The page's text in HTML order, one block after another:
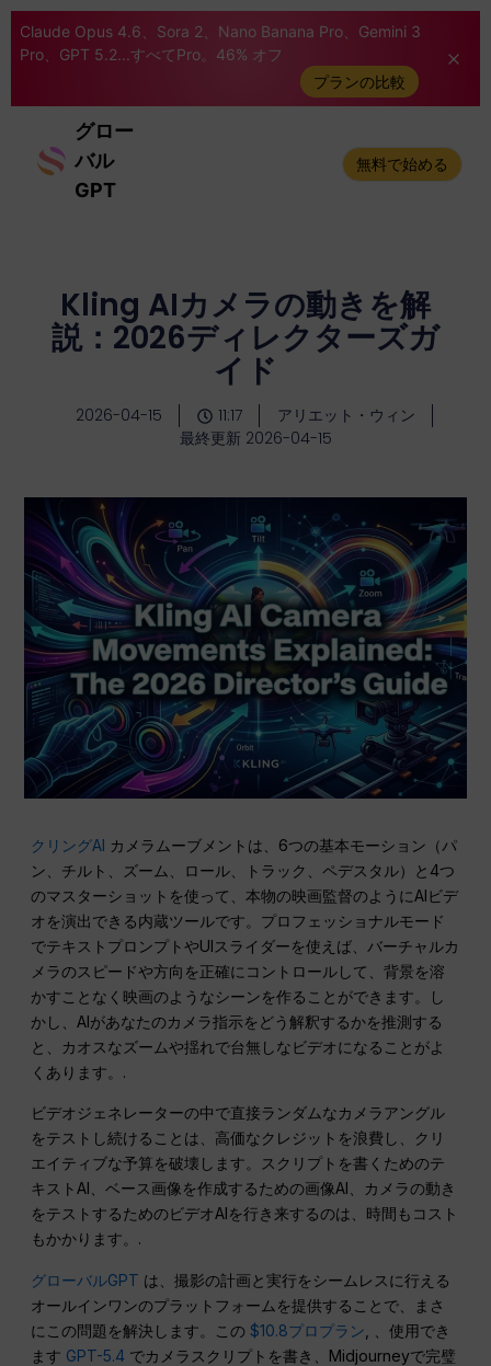
Claude Opus 4.6、Sora 2、Nano Banana Pro、Gemini 3
Pro、GPT 5.2...すべてPro。46% オフ
プランの比較
グロー
バル
GPT
無料で始める
Kling AIカメラの動きを解
説：2026ディレクターズガ
イド
2026-04-15 11:17
アリエット・ウィン
最終更新 2026-04-15
クリングAI カメラムーブメントは、6つの基本モーション（パ
ン、チルト、ズーム、ロール、トラック、ペデスタル）と4つ
のマスターショットを使って、本物の映画監督のようにAIビデ
オを演出できる内蔵ツールです。プロフェッショナルモード
でテキストプロンプトやUIスライダーを使えば、バーチャルカ
メラのスピードや方向を正確にコントロールして、背景を溶
かすことなく映画のようなシーンを作ることができます。し
かし、AIがあなたのカメラ指示をどう解釈するかを推測する
と、カオスなズームや揺れで台無しなビデオになることがよ
くあります。.
ビデオジェネレーターの中で直接ランダムなカメラアングル
をテストし続けることは、高価なクレジットを浪費し、クリ
エイティブな予算を破壊します。スクリプトを書くためのテ
キストAI、ベース画像を作成するための画像AI、カメラの動き
をテストするためのビデオAIを行き来するのは、時間もコスト
もかかります。.
グローバルGPT は、撮影の計画と実行をシームレスに行える
オールインワンのプラットフォームを提供することで、まさ
にこの問題を解決します。この$10.8プロプラン , 、使用でき
ます GPT-5.4 でカメラスクリプトを書き、Midjourneyで完璧